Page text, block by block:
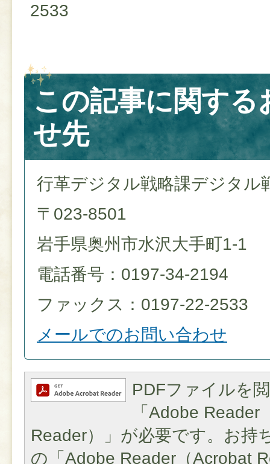
2533
この記事に関する
せ先
行革デジタル戦略課デジタル
〒023-8501
岩手県奥州市水沢大手町1-1
電話番号：0197-34-2194
ファックス：0197-22-2533
メールでのお問い合わせ
PDFファイルを
「Adobe Reader
Reader）」が必要です。お持
の「Adobe Reader（Acrobat